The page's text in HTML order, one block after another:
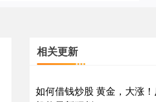
相关更新
如何借钱炒股 黄金，大涨